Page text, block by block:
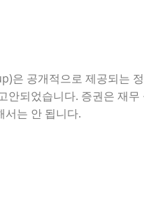
은 공개적으로 제공되는
안되었습니다. 증권은 재
서는 안 됩니다.